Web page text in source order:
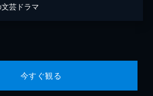
芸ドラマ
今すぐ観る